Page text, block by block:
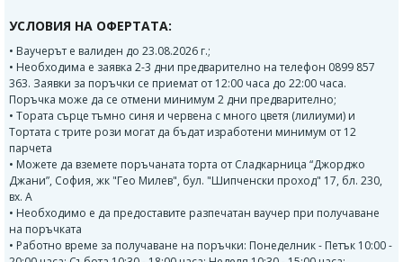
УСЛОВИЯ НА ОФЕРТАТА:
• Ваучерът е валиден до 23.08.2026 г.;
• Необходима е заявка 2-3 дни предварително на телефон 0899 857
363. Заявки за поръчки се приемат от 12:00 часа до 22:00 часа.
Поръчка може да се отмени минимум 2 дни предварително;
• Тората сърце тъмно синя и червена с много цветя (лилиуми) и
Тортата с трите рози могат да бъдат изработени минимум от 12
парчета
• Можете да вземете поръчаната торта от Сладкарница “Джорджо
Джани”, София, жк "Гео Милев", бул. "Шипченски проход" 17, бл. 230,
вх. А
• Необходимо е да предоставите разпечатан ваучер при получаване
на поръчката
• Работно време за получаване на поръчки: Понеделник - Петък 10:00 -